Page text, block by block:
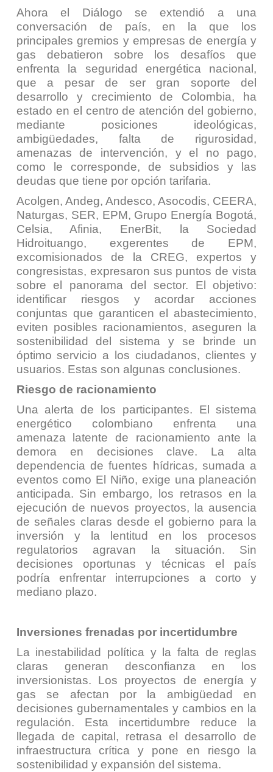
Ahora el Diálogo se extendió a una
conversación de país, en la que los
principales gremios y empresas de energía y
gas debatieron sobre los desafíos que
enfrenta la seguridad energética nacional,
que a pesar de ser gran soporte del
desarrollo y crecimiento de Colombia, ha
estado en el centro de atención del gobierno,
mediante posiciones ideológicas,
ambigüedades, falta de rigurosidad,
amenazas de intervención, y el no pago,
como le corresponde, de subsidios y las
deudas que tiene por opción tarifaria.
Acolgen, Andeg, Andesco, Asocodis, CEERA,
Naturgas, SER, EPM, Grupo Energía Bogotá,
Celsia, Afinia, EnerBit, la Sociedad
Hidroituango, exgerentes de EPM,
excomisionados de la CREG, expertos y
congresistas, expresaron sus puntos de vista
sobre el panorama del sector. El objetivo:
identificar riesgos y acordar acciones
conjuntas que garanticen el abastecimiento,
eviten posibles racionamientos, aseguren la
sostenibilidad del sistema y se brinde un
óptimo servicio a los ciudadanos, clientes y
usuarios. Estas son algunas conclusiones.
Riesgo de racionamiento
Una alerta de los participantes. El sistema
energético colombiano enfrenta una
amenaza latente de racionamiento ante la
demora en decisiones clave. La alta
dependencia de fuentes hídricas, sumada a
eventos como El Niño, exige una planeación
anticipada. Sin embargo, los retrasos en la
ejecución de nuevos proyectos, la ausencia
de señales claras desde el gobierno para la
inversión y la lentitud en los procesos
regulatorios agravan la situación. Sin
decisiones oportunas y técnicas el país
podría enfrentar interrupciones a corto y
mediano plazo.
Inversiones frenadas por incertidumbre
La inestabilidad política y la falta de reglas
claras generan desconfianza en los
inversionistas. Los proyectos de energía y
gas se afectan por la ambigüedad en
decisiones gubernamentales y cambios en la
regulación. Esta incertidumbre reduce la
llegada de capital, retrasa el desarrollo de
infraestructura crítica y pone en riesgo la
sostenibilidad y expansión del sistema.